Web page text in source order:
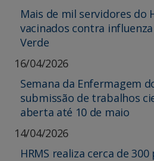
Mais de mil servidores do
vacinados contra
Verde
16/04/2026
Semana da Enfermagem
submissão de trabalhos
aberta até 10 de maio
14/04/2026
HRMS realiza cerca de